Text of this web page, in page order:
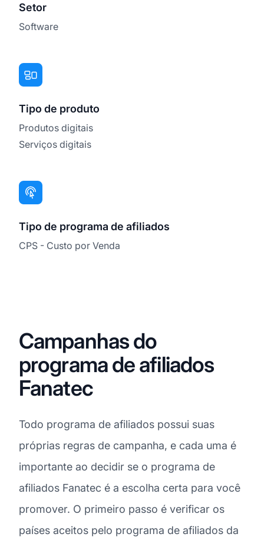
Setor
Software
Tipo de produto
Produtos digitais
Serviços digitais
Tipo de programa de afiliados
CPS - Custo por Venda
Campanhas do
programa de afiliados
Fanatec
Todo programa de afiliados possui suas
próprias regras de campanha, e cada uma é
importante ao decidir se o programa de
afiliados Fanatec é a escolha certa para você
promover. O primeiro passo é verificar os
países aceitos pelo programa de afiliados da